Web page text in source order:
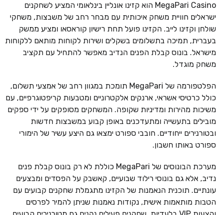
MegaPari Casino הוא קזינו אונליין בינלאומי המציע לשחקנים
ישראלים חוויית משחק איכותית עם מבחר רחב של משבצות, משחקי
שולחן וקזינו לייב. הקזינו פועל תחת רישיון קוראסאו ומציע ממשק
בעברית, תמיכה בתשלומים בשקלים ושירות לקוחות מותאם ללקוחות
מישראל. בונוס קבלת הפנים הנדיב מאפשר להתחיל עם תקציב
משחק מוגדל.
הפלטפורמה של MegaPari תומכת במגוון רחב של אמצעי תשלום,
כולל כרטיסי אשראי, ארנקים אלקטרוניים ומטבעות קריפטוגרפיים, עם
משיכות מהירות ומדיניות שקופה. המשחקים מסופקים על ידי ספקים
מובילים בתעשייה ומתעדכנים באופן קבוע במשבצות חדשות
ובטורנירים ייחודיים. חובבי ספורט ימצאו גם היצע עשיר של הימורי
ספורט באותו חשבון.
מערכת הבונוסים של MegaPari כוללת לא רק בונוס קבלת פנים
נדיב, אלא גם בונוסי רילוד שבועיים, קאשבק על הפסדים ומבצעים
עונתיים. תוכנית הנאמנות של הקזינו מתגמלת שחקנים קבועים עם
הטבות מותאמות אישית, נקודות נאמנות שניתן להמיר לפרסים